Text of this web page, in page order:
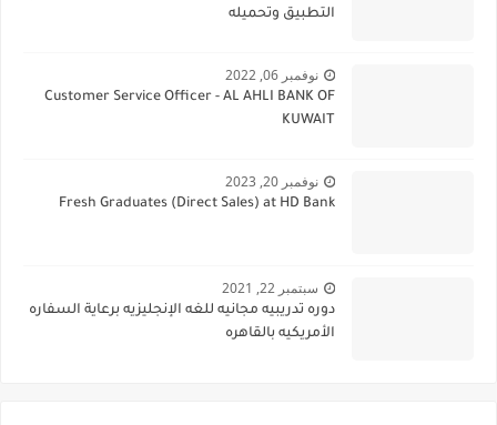
التطبيق وتحميله
نوفمبر 06, 2022
Customer Service Officer - AL AHLI BANK OF
KUWAIT
نوفمبر 20, 2023
Fresh Graduates (Direct Sales) at HD Bank
سبتمبر 22, 2021
دوره تدريبيه مجانيه للغه الإنجليزيه برعاية السفاره
الأمريكيه بالقاهره